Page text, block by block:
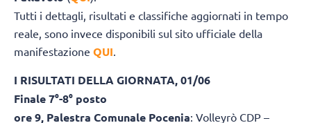
Tutti i dettagli, risultati e classifiche aggiornati in tempo
reale, sono invece disponibili sul sito ufficiale della
manifestazione QUI
I RISULTATI DELLA GIORNATA, 01/06
Finale 7°-8° posto
ore 9, Palestra Comunale Pocenia: Volleyrò CDP –